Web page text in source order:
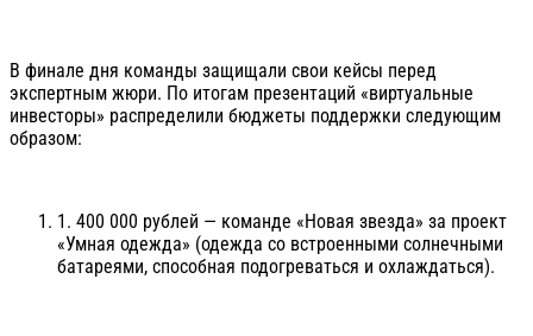
В финале дня команды защищали свои кейсы перед
экспертным жюри. По итогам презентаций «виртуальные
инвесторы» распределили бюджеты поддержки следующим
образом:
1. 400 000 рублей — команде «Новая звезда» за проект
«Умная одежда» (одежда со встроенными солнечными
батареями, способная подогреваться и охлаждаться).